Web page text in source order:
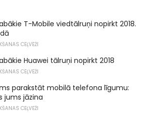
T-Mobile viedtālruņi nopirkt 2018.
CEĻVEŽI
Huawei tālruņi nopirkt 2018
CEĻVEŽI
parakstāt mobilā telefona līgumu:
jums jāzina
CEĻVEŽI